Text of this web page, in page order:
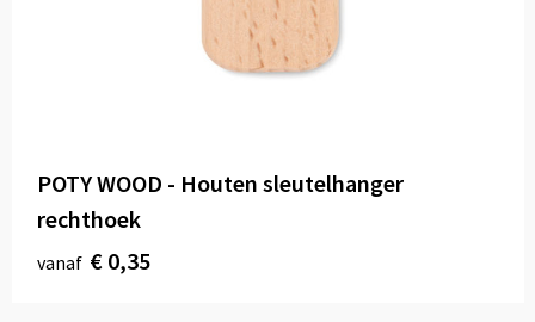
POTY WOOD - Houten sleutelhanger
rechthoek
vanaf € 0,35